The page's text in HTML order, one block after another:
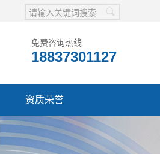
免费咨询热线
18837301127
资质荣誉